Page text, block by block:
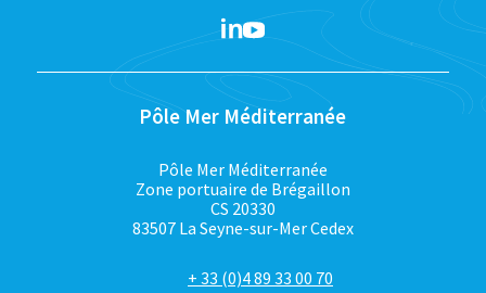
Pôle Mer Méditerranée
Pôle Mer Méditerranée
Zone portuaire de Brégaillon
CS 20330
83507 La Seyne-sur-Mer Cedex
+ 33 (0)4 89 33 00 70